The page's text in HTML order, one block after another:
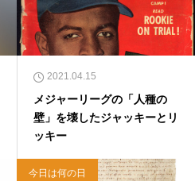
2021.04.15
メジャーリーグの「人種の
壁」を壊したジャッキーとリ
ッキー
今日は何の日